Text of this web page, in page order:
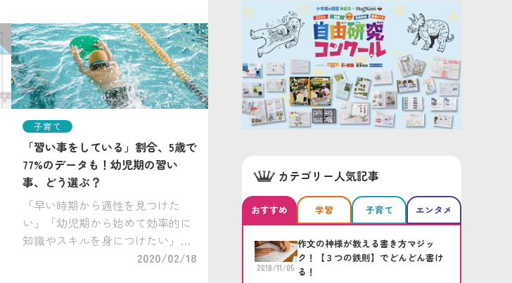
ケートを実施したところ、「小学
校でのプログラミング教育必修化
に […]
子育て
「習い事をしている」割合、5歳で
77%のデータも！幼児期の習い
事、どう選ぶ？
「早い時期から適性を見つけた
い」「幼児期から始めて効率的に
知識やスキルを身につけたい」な
どの理由から、近年、習い事の低
2020/02/18
カテゴリー人気記事
おすすめ 学習 子育て エンタメ
2018/11/05
作文の神様が教える書き方マジッ
ク！【３つの鉄則】でどんどん書け
る！